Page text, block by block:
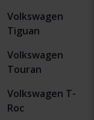
Volkswagen
Tiguan
Volkswagen
Touran
Volkswagen T-
Roc